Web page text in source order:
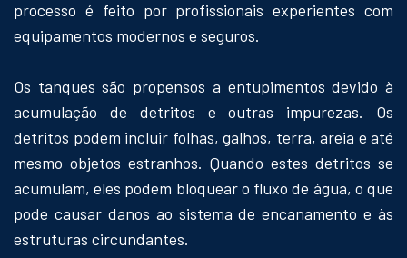
processo é feito por profissionais experientes com
equipamentos modernos e seguros.
Os tanques são propensos a entupimentos devido à
acumulação de detritos e outras impurezas. Os
detritos podem incluir folhas, galhos, terra, areia e até
mesmo objetos estranhos. Quando estes detritos se
acumulam, eles podem bloquear o fluxo de água, o que
pode causar danos ao sistema de encanamento e às
estruturas circundantes.